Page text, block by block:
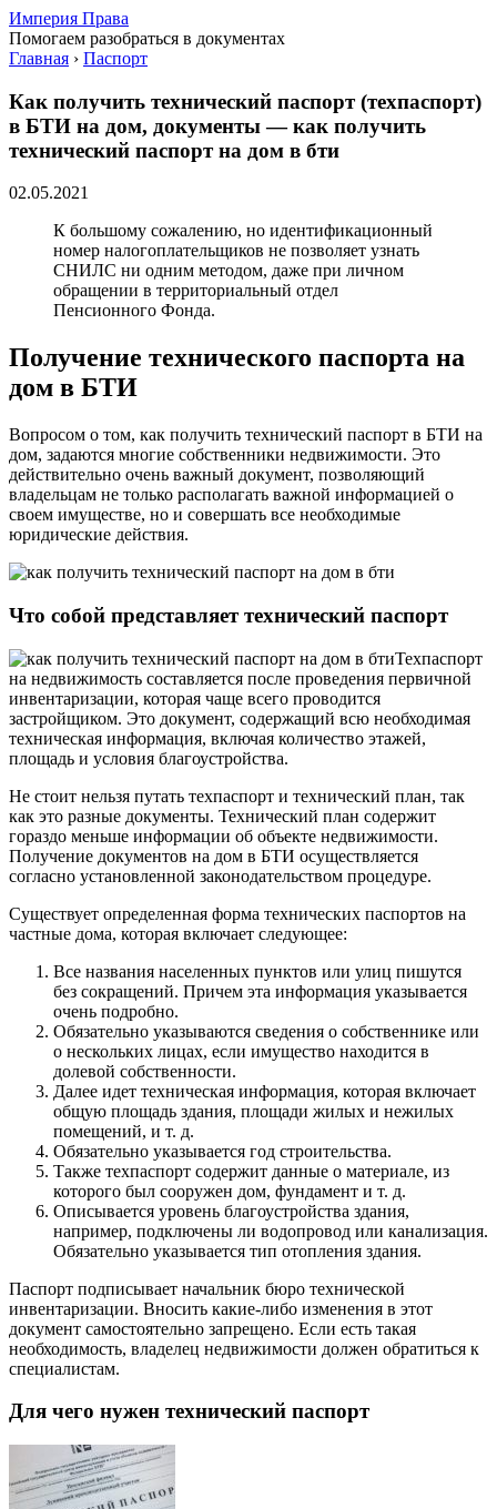
Империя Права
Помогаем разобраться в документах
Главная › Паспорт
Как получить технический паспорт (техпаспорт)
в БТИ на дом, документы — как получить
технический паспорт на дом в бти
02.05.2021
К большому сожалению, но идентификационный
номер налогоплательщиков не позволяет узнать
СНИЛС ни одним методом, даже при личном
обращении в территориальный отдел
Пенсионного Фонда.
Получение технического паспорта на
дом в БТИ
Вопросом о том, как получить технический паспорт в БТИ на
дом, задаются многие собственники недвижимости. Это
действительно очень важный документ, позволяющий
владельцам не только располагать важной информацией о
своем имуществе, но и совершать все необходимые
юридические действия.
Что собой представляет технический паспорт
Техпаспорт
на недвижимость составляется после проведения первичной
инвентаризации, которая чаще всего проводится
застройщиком. Это документ, содержащий всю необходимая
техническая информация, включая количество этажей,
площадь и условия благоустройства.
Не стоит нельзя путать техпаспорт и технический план, так
как это разные документы. Технический план содержит
гораздо меньше информации об объекте недвижимости.
Получение документов на дом в БТИ осуществляется
согласно установленной законодательством процедуре.
Существует определенная форма технических паспортов на
частные дома, которая включает следующее:
Все названия населенных пунктов или улиц пишутся
без сокращений. Причем эта информация указывается
очень подробно.
Обязательно указываются сведения о собственнике или
о нескольких лицах, если имущество находится в
долевой собственности.
Далее идет техническая информация, которая включает
общую площадь здания, площади жилых и нежилых
помещений, и т. д.
Обязательно указывается год строительства.
Также техпаспорт содержит данные о материале, из
которого был сооружен дом, фундамент и т. д.
Описывается уровень благоустройства здания,
например, подключены ли водопровод или канализация.
Обязательно указывается тип отопления здания.
Паспорт подписывает начальник бюро технической
инвентаризации. Вносить какие-либо изменения в этот
документ самостоятельно запрещено. Если есть такая
необходимость, владелец недвижимости должен обратиться к
специалистам.
Для чего нужен технический паспорт